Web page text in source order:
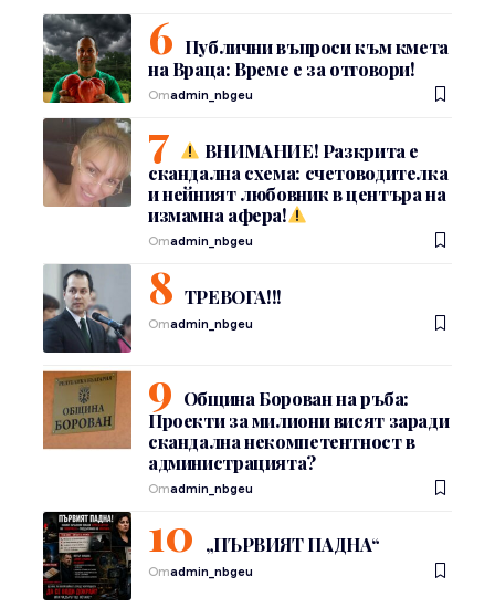
Публични въпроси към кмета
на Враца: Време е за отговори!
Отadmin_nbgeu
ВНИМАНИЕ! Разкрита е
скандална схема: счетоводителка
и нейният любовник в центъра на
измамна афера!
Отadmin_nbgeu
ТРЕВОГА!!!
Отadmin_nbgeu
Община Борован на ръба:
Проекти за милиони висят заради
скандална некомпетентност в
администрацията?
Отadmin_nbgeu
„ПЪРВИЯТ ПАДНА“
Отadmin_nbgeu